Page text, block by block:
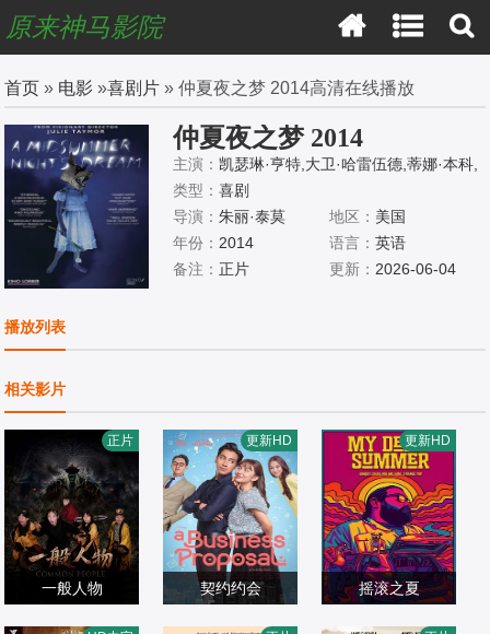
原来神马影院
首页 » 电影 »喜剧片 » 仲夏夜之梦 2014高清在线播放
仲夏夜之梦 2014
主演：凯瑟琳·亨特,大卫·哈雷伍德,蒂娜·本科,
马克斯·凯塞拉,扎克·艾普曼,杰瑞特·奥斯汀·布
朗,Brendan,Averett,Olivia,Bak,马库斯·贝拉米,
Ciaran,Bowling,罗杰·克拉克,Jon,Viktor,Corpu
z,Christina,Dimanche,莉莉·恩格勒特,Jake,L.,
类型：喜剧
导演：朱丽·泰莫 地区： 美国
年份： 2014 语言： 英语
备注：正片 更新： 2026-06-04
播放列表
相关影片
一般人物
正片
契约约会
更新HD
摇滚之夏
更新HD